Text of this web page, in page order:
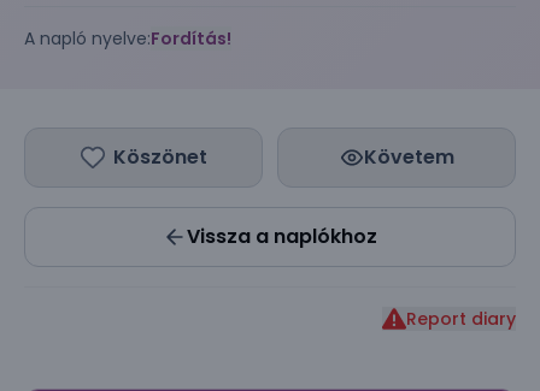
A napló nyelve:Fordítás!
Köszönet Követem
Vissza a naplókhoz
Report diary